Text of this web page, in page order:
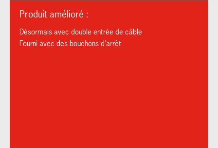
Produit amélioré :
Désormais avec double entrée de câble
Fourni avec des bouchons d'arrêt